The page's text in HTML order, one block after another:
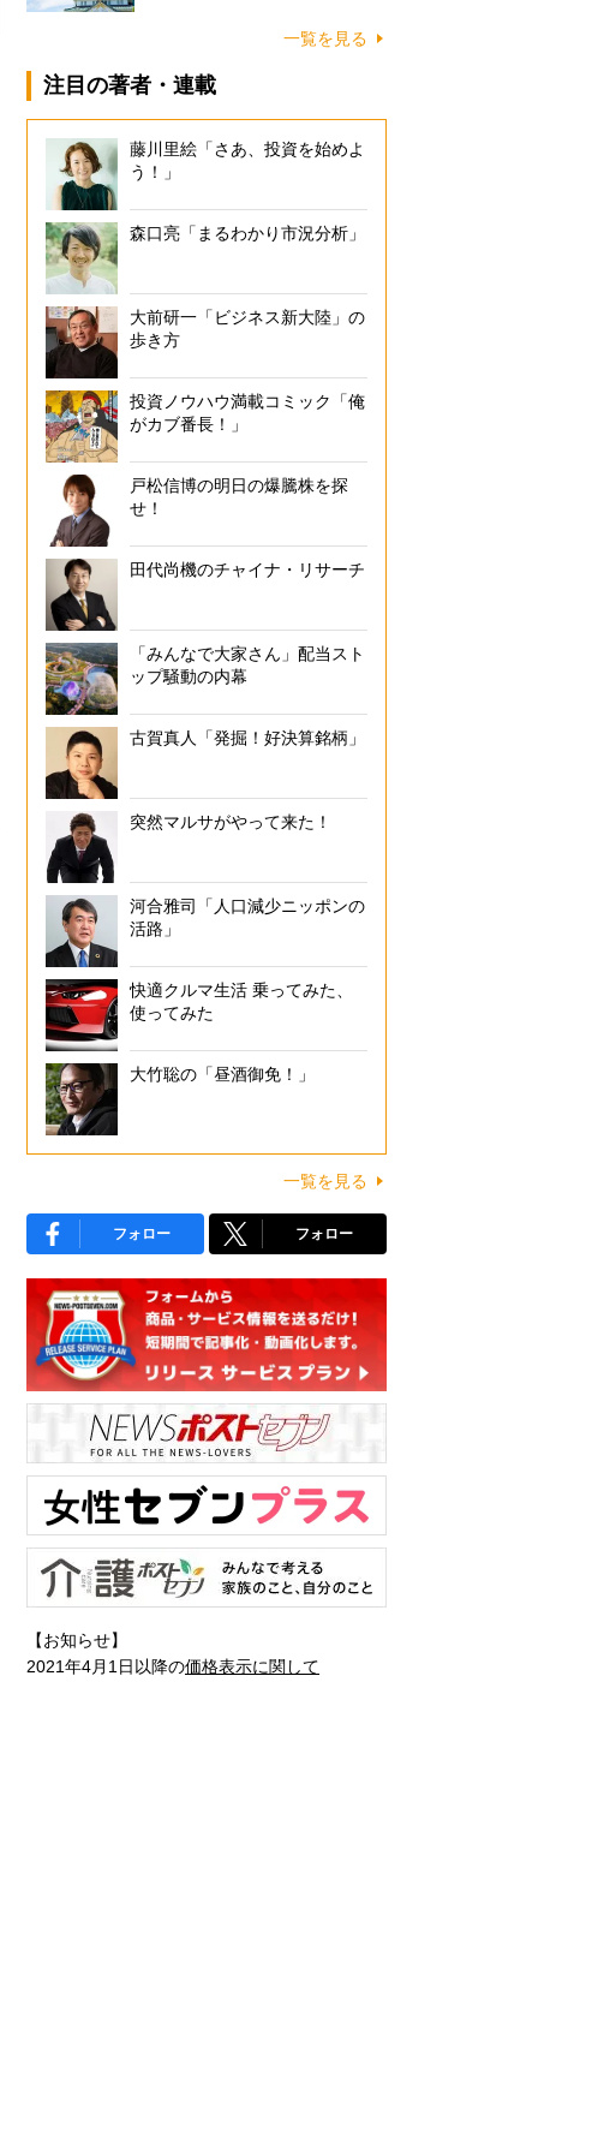
一覧を見る
注目の著者・連載
藤川里絵「さあ、投資を始めよ
う！」
森口亮「まるわかり市況分析」
大前研一「ビジネス新大陸」の
歩き方
投資ノウハウ満載コミック「俺
がカブ番長！」
戸松信博の明日の爆騰株を探
せ！
田代尚機のチャイナ・リサーチ
「みんなで大家さん」配当スト
ップ騒動の内幕
古賀真人「発掘！好決算銘柄」
突然マルサがやって来た！
河合雅司「人口減少ニッポンの
活路」
快適クルマ生活 乗ってみた、
使ってみた
大竹聡の「昼酒御免！」
一覧を見る
フォロー フォロー
【お知らせ】
2021年4月1日以降の価格表示に関して